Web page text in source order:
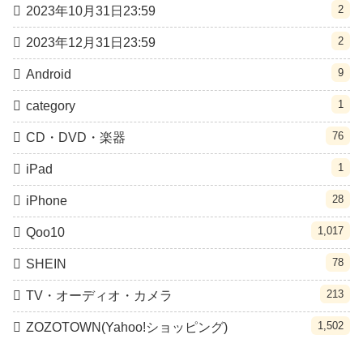
2023年10月31日23:59 2
2023年12月31日23:59 2
Android 9
category 1
CD・DVD・楽器 76
iPad 1
iPhone 28
Qoo10 1,017
SHEIN 78
TV・オーディオ・カメラ 213
ZOZOTOWN(Yahoo!ショッピング) 1,502